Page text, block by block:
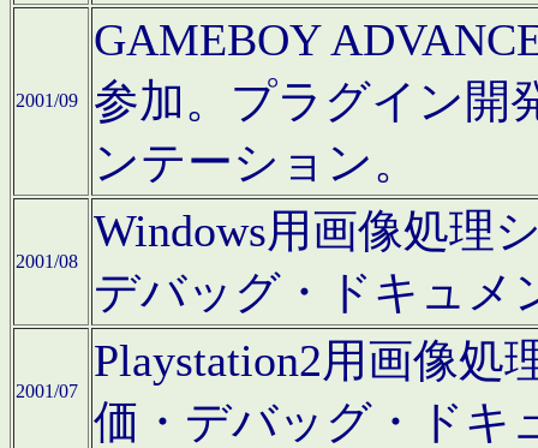
2001/09
GAMEBOY
参加。プラグイン開
ンテーション。
2001/08
Windows用画像処理
デバッグ・ドキュメ
2001/07
Playstation2用画像
価・デバッグ・ドキ